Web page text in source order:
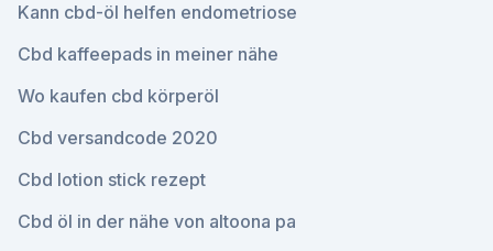
Kann cbd-öl helfen endometriose
Cbd kaffeepads in meiner nähe
Wo kaufen cbd körperöl
Cbd versandcode 2020
Cbd lotion stick rezept
Cbd öl in der nähe von altoona pa